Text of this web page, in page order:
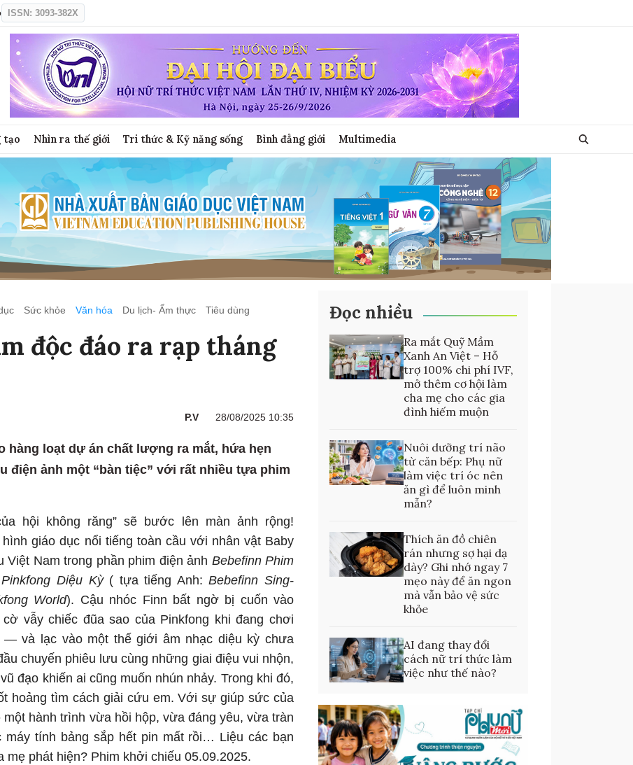
ISSN: 3093-382X
tạo Nhìn ra thế giới Tri thức & Kỹ năng sống Bình đẳng giới Multimedia
Sức khỏe Văn hóa Du lịch- Ẩm thực Tiêu dùng
độc đáo ra rạp tháng
P.V 28/08/2025 10:35
hàng loạt dự án chất lượng ra mắt, hứa hẹn
điện ảnh một “bàn tiệc” với rất nhiều tựa phim
hội không răng” sẽ bước lên màn ảnh rộng!
giáo dục nổi tiếng toàn cầu với nhân vật Baby
Việt Nam trong phần phim điện ảnh Bebefinn Phim
Diệu Kỳ( tựa tiếng Anh:Bebefinn Sing-
World). Cậu nhóc Finn bất ngờ bị cuốn vào
vẫy chiếc đũa sao của Pinkfong khi đang chơi
— và lạc vào một thế giới âm nhạc diệu kỳ chưa
chuyến phiêu lưu cùng những giai điệu vui nhộn,
đạo khiến ai cũng muốn nhún nhảy. Trong khi đó,
hoảng tìm cách giải cứu em. Với sự giúp sức của
hành trình vừa hồi hộp, vừa đáng yêu, vừa tràn
máy tính bảng sắp hết pin mất rồi… Liệu các bạn
phát hiện? Phim khởi chiếu 05.09.2025.
Đọc nhiều
Ra mắt Quỹ Mầm
Xanh An Việt – Hỗ
trợ 100% chi phí IVF,
mở thêm cơ hội làm
cha mẹ cho các gia
đình hiếm muộn
Nuôi dưỡng trí não
từ căn bếp: Phụ nữ
làm việc trí óc nên
ăn gì để luôn minh
mẫn?
Thích ăn đồ chiên
rán nhưng sợ hại dạ
dày? Ghi nhớ ngay 7
mẹo này để ăn ngon
mà vẫn bảo vệ sức
khỏe
AI đang thay đổi
cách nữ trí thức làm
việc như thế nào?